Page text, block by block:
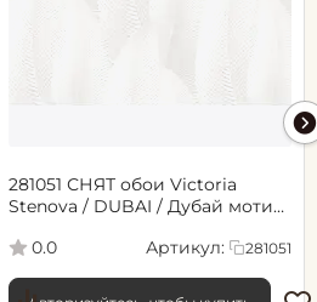
281051 СНЯТ обои Victoria
Stenova / DUBAI / Дубай мотив
0.0
Артикул: 281051